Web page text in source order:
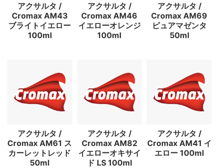
アクサルタ /
Cromax AM43
ブライトイエロー
100ml
アクサルタ /
Cromax AM46
イエローオレンジ
100ml
アクサルタ /
Cromax AM69
ピュアマゼンタ
50ml
アクサルタ /
Cromax AM61 ス
カーレットレッド
50ml
アクサルタ /
Cromax AM82
イエローオキサイ
ド LS 100ml
アクサルタ /
Cromax AM41 イ
エロー 100ml